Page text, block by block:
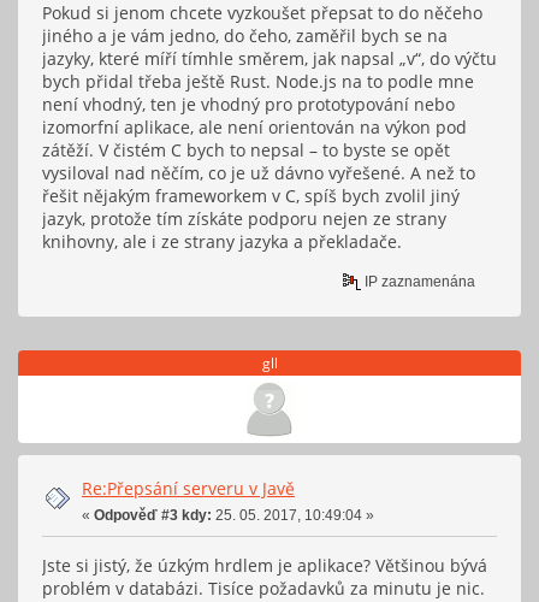
Pokud si jenom chcete vyzkoušet přepsat to do něčeho
jiného a je vám jedno, do čeho, zaměřil bych se na
jazyky, které míří tímhle směrem, jak napsal „v“, do výčtu
bych přidal třeba ještě Rust. Node.js na to podle mne
není vhodný, ten je vhodný pro prototypování nebo
izomorfní aplikace, ale není orientován na výkon pod
zátěží. V čistém C bych to nepsal – to byste se opět
vysiloval nad něčím, co je už dávno vyřešené. A než to
řešit nějakým frameworkem v C, spíš bych zvolil jiný
jazyk, protože tím získáte podporu nejen ze strany
knihovny, ale i ze strany jazyka a překladače.
IP zaznamenána
gll
Re:Přepsání serveru v Javě
« Odpověď #3 kdy: 25. 05. 2017, 10:49:04 »
Jste si jistý, že úzkým hrdlem je aplikace? Většinou bývá
problém v databázi. Tisíce požadavků za minutu je nic.